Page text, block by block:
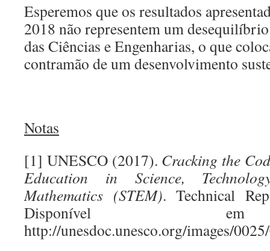
Esperemos que os resultados
2018 não representem um
das Ciências e Engenharias, o que
contramão de um desenvolvimento
Notas
[1] UNESCO (2017). Cracking the
Education in Science,
Mathematics (STEM). Technical
Disponível
http://unesdoc.unesco.org/images/